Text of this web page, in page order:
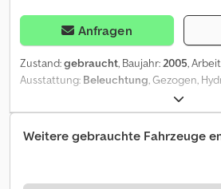
Anfragen
Zustand:gebraucht, Baujahr:2005,
Ausstattung: Beleuchtung, Gezogen,
Steinsicherung, Stützfuß / -rad,
einsatzbereit,Lagerort:Kunde Codeyr U
Weitere gebrauchte Fahrzeuge